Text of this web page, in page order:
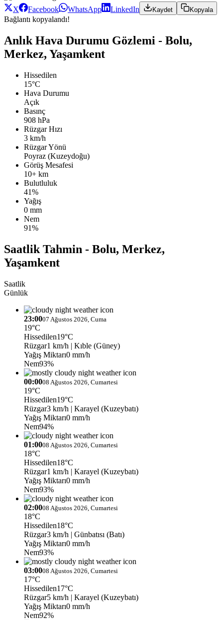
X Facebook WhatsApp LinkedIn Kaydet Kopyala
Bağlantı kopyalandı!
Anlık Hava Durumu Gözlemi - Bolu,
Merkez, Yaşamkent
Hissedilen
15°C
Hava Durumu
Açık
Basınç
908 hPa
Rüzgar Hızı
3 km/h
Rüzgar Yönü
Poyraz (Kuzeydoğu)
Görüş Mesafesi
10+ km
Bulutluluk
41%
Yağış
0 mm
Nem
91%
Saatlik Tahmin - Bolu, Merkez,
Yaşamkent
Saatlik
Günlük
23:0007 Ağustos 2026, Cuma
19°C
Hissedilen19°C
Rüzgar1 km/h | Kıble (Güney)
Yağış Miktarı0 mm/h
Nem93%
00:0008 Ağustos 2026, Cumartesi
19°C
Hissedilen19°C
Rüzgar3 km/h | Karayel (Kuzeybatı)
Yağış Miktarı0 mm/h
Nem94%
01:0008 Ağustos 2026, Cumartesi
18°C
Hissedilen18°C
Rüzgar1 km/h | Karayel (Kuzeybatı)
Yağış Miktarı0 mm/h
Nem93%
02:0008 Ağustos 2026, Cumartesi
18°C
Hissedilen18°C
Rüzgar3 km/h | Günbatısı (Batı)
Yağış Miktarı0 mm/h
Nem93%
03:0008 Ağustos 2026, Cumartesi
17°C
Hissedilen17°C
Rüzgar5 km/h | Karayel (Kuzeybatı)
Yağış Miktarı0 mm/h
Nem92%